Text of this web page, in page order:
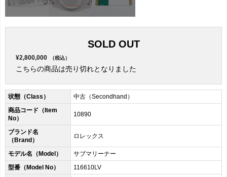
SOLD OUT
¥2,800,000 （税込）
こちらの商品は売り切れとなりました
状態（Class）
中古（Secondhand）
商品コード（Item
No）
10890
ブランド名
（Brand）
ロレックス
モデル名（Model）
サブマリーナー
型番（Model No）
116610LV